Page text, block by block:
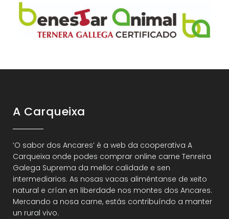
A Carqueixa
‘O sabor dos Ancares’ é a web da cooperativa A
Carqueixa onde podes comprar online carne Tenreira
Galega Suprema da mellor calidade e sen
intermediarios. As nosas vacas aliméntanse de xeito
natural e crían en liberdade nos montes dos Ancares.
Mercando a nosa carne, estás contribuíndo a manter
un rural vivo.